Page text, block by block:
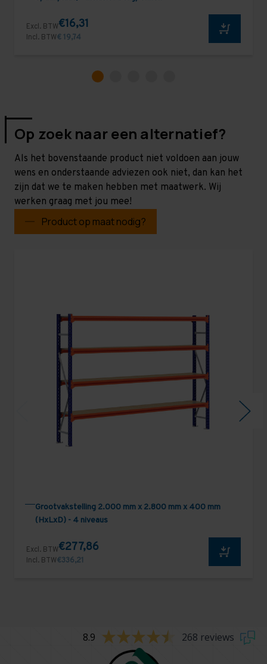
Excl. BTW€16,31
Incl. BTW€ 19,74
Op zoek naar een alternatief?
Als het bovenstaande product niet voldoen aan jouw
wens en onderstaande adviezen ook niet, dan kan het
zijn dat we te maken hebben met maatwerk. Wij
werken graag met jou mee!
Product op maat nodig?
Grootvakstelling 2.000 mm x 2.800 mm x 400 mm
(HxLxD) - 4 niveaus
Excl. BTW€277,86
Incl. BTW€336,21
8.9 268 reviews